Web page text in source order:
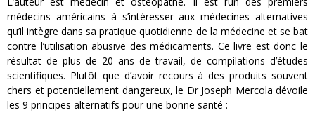
médecins américains à s’intéresser aux médecines alternatives
qu’il intègre dans sa pratique quotidienne de la médecine et se bat
contre l’utilisation abusive des médicaments. Ce livre est donc le
résultat de plus de 20 ans de travail, de compilations d’études
scientifiques. Plutôt que d’avoir recours à des produits souvent
chers et potentiellement dangereux, le Dr Joseph Mercola dévoile
les 9 principes alternatifs pour une bonne santé :